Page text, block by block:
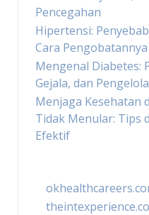
Pencegahan
Hipertensi:
Cara Pengobatannya
Mengenal Diabetes:
Gejala, dan
Menjaga Kesehatan
Tidak Menular: Tips
Efektif